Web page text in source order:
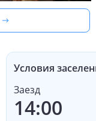
Условия
Заезд
14:00